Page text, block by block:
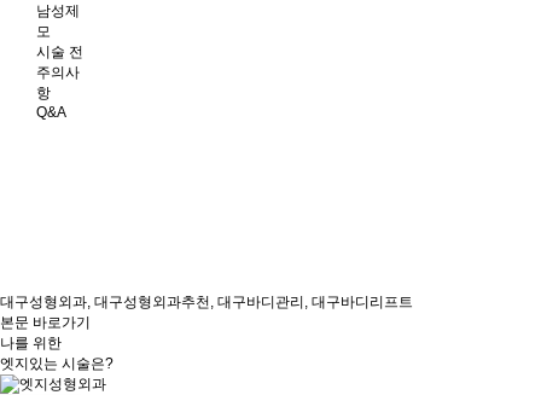
남성제
모
시술 전
주의사
항
Q&A
대구성형외과, 대구성형외과추천, 대구바디관리, 대구바디리프트
본문 바로가기
나를 위한
엣지 있는 시술은?